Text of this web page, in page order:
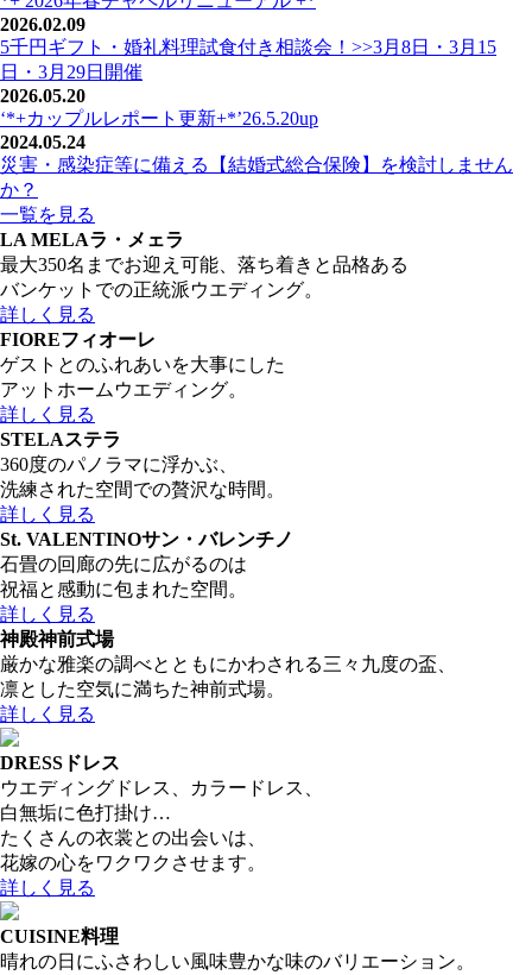
2026.02.09
5千円ギフト・婚礼料理試食付き相談会！>>3月8日・3月15
日・3月29日開催
2026.05.20
‘*+カップルレポート更新+*’26.5.20up
2024.05.24
災害・感染症等に備える【結婚式総合保険】を検討しません
か？
一覧を見る
LA MELAラ・メェラ
最大350名までお迎え可能、落ち着きと品格ある
バンケットでの正統派ウエディング。
詳しく見る
FIOREフィオーレ
ゲストとのふれあいを大事にした
アットホームウエディング。
詳しく見る
STELAステラ
360度のパノラマに浮かぶ、
洗練された空間での贅沢な時間。
詳しく見る
St. VALENTINOサン・バレンチノ
石畳の回廊の先に広がるのは
祝福と感動に包まれた空間。
詳しく見る
神殿神前式場
厳かな雅楽の調べとともにかわされる三々九度の盃、
凛とした空気に満ちた神前式場。
詳しく見る
DRESS ドレス
ウエディングドレス、カラードレス、
白無垢に色打掛け…
たくさんの衣裳との出会いは、
花嫁の心をワクワクさせます。
詳しく見る
CUISINE料理
晴れの日にふさわしい風味豊かな味のバリエーション。